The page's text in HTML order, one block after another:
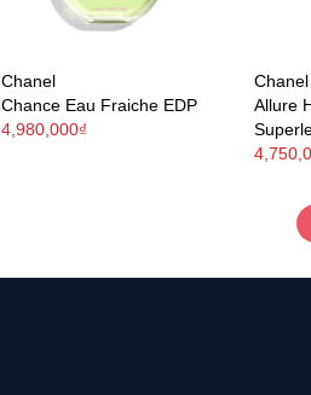
Chanel
Chance Eau Fraiche EDP
4,980,000₫
Chanel
Allure